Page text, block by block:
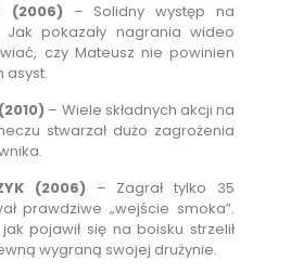
(2006)– Solidny występ na
Jak pokazały nagrania wideo
czy Mateusz nie powinien
asyst.
– Wiele składnych akcji na
stwarzał dużo zagrożenia
(2006)– Zagrał tylko 35
prawdziwe „wejście smoka”.
pojawił się na boisku strzelił
wygraną swojej drużynie.